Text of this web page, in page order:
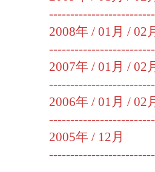
2008年 / 01月 / 02
2007年 / 01月 / 02
2006年 / 01月 / 02
2005年 / 12月